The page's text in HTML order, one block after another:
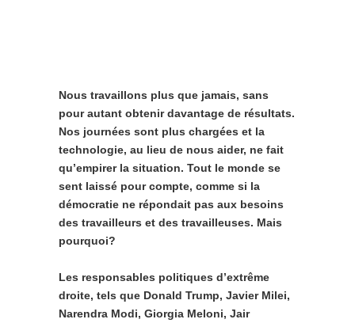
Nous travaillons plus que jamais, sans
pour autant obtenir davantage de résultats.
Nos journées sont plus chargées et la
technologie, au lieu de nous aider, ne fait
qu’empirer la situation. Tout le monde se
sent laissé pour compte, comme si la
démocratie ne répondait pas aux besoins
des travailleurs et des travailleuses. Mais
pourquoi?
Les responsables politiques d’extrême
droite, tels que Donald Trump, Javier Milei,
Narendra Modi, Giorgia Meloni, Jair